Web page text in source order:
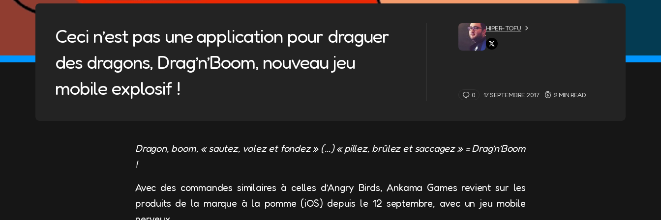
Ceci n’est pas une application pour draguer
des dragons, Drag’n’Boom, nouveau jeu
mobile explosif !
HIPER-TOFU
0 17 SEPTEMBRE 2017 2 MIN READ
Dragon, boom, « sautez, volez et fondez » (…) « pillez, brûlez et saccagez » = Drag’n’Boom
!
Avec des commandes similaires à celles d’Angry Birds, Ankama Games revient sur les
produits de la marque à la pomme (iOS) depuis le 12 septembre, avec un jeu mobile